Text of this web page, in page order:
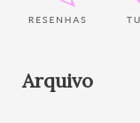
Arquivo